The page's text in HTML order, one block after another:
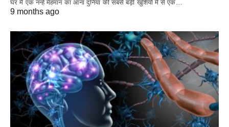
घर में एक नन्हे मेहमान का आना दुनिया की सबसे बड़ी खुशियों में से एक…
9 months ago